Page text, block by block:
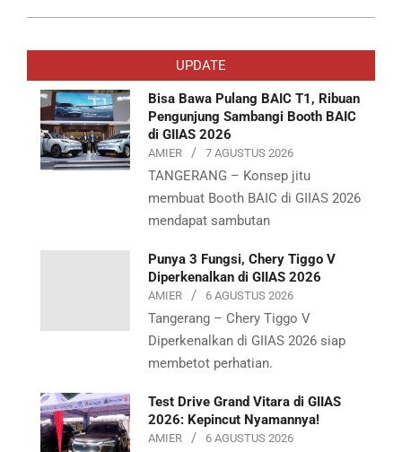
05-
UPDATE
Bisa Bawa Pulang BAIC T1, Ribuan
Pengunjung Sambangi Booth BAIC
di GIIAS 2026
AMIER 7 AGUSTUS 2026
TANGERANG – Konsep jitu
membuat Booth BAIC di GIIAS 2026
mendapat sambutan
Punya 3 Fungsi, Chery Tiggo V
Diperkenalkan di GIIAS 2026
AMIER 6 AGUSTUS 2026
Tangerang – Chery Tiggo V
Diperkenalkan di GIIAS 2026 siap
membetot perhatian.
Test Drive Grand Vitara di GIIAS
2026: Kepincut Nyamannya!
AMIER 6 AGUSTUS 2026